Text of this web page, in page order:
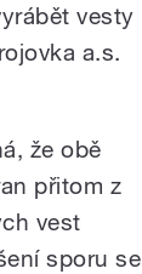
vesty
a.s.
že obě
přitom z
vest
sporu se